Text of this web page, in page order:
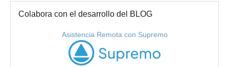
Colabora con el desarrollo del BLOG
Asistencia Remota con Supremo